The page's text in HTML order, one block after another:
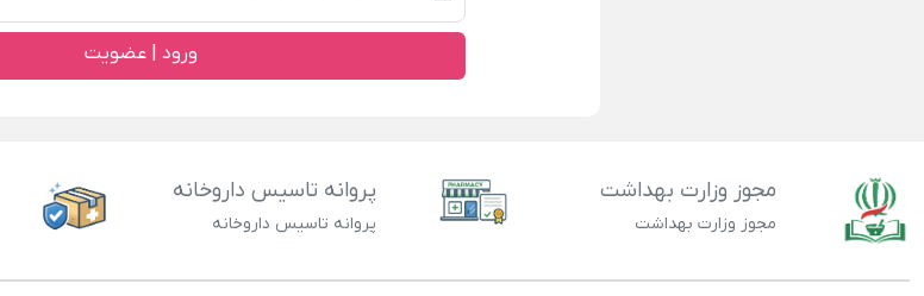
ورود | عضویت
مجوز وزارت بهداشت
مجوز وزارت بهداشت
پروانه تاسیس داروخانه
پروانه تاسیس داروخانه